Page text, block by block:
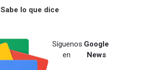
Sabe lo que dice
Síguenos
en
Google
News